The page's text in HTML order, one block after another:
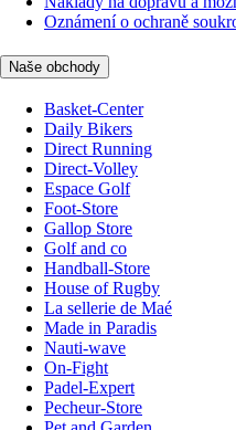
Oznámení o ochraně
Naše obchody
Basket-Center
Daily Bikers
Direct Running
Direct-Volley
Espace Golf
Foot-Store
Gallop Store
Golf and co
Handball-Store
House of Rugby
La sellerie de Maé
Made in Paradis
Nauti-wave
On-Fight
Padel-Expert
Pecheur-Store